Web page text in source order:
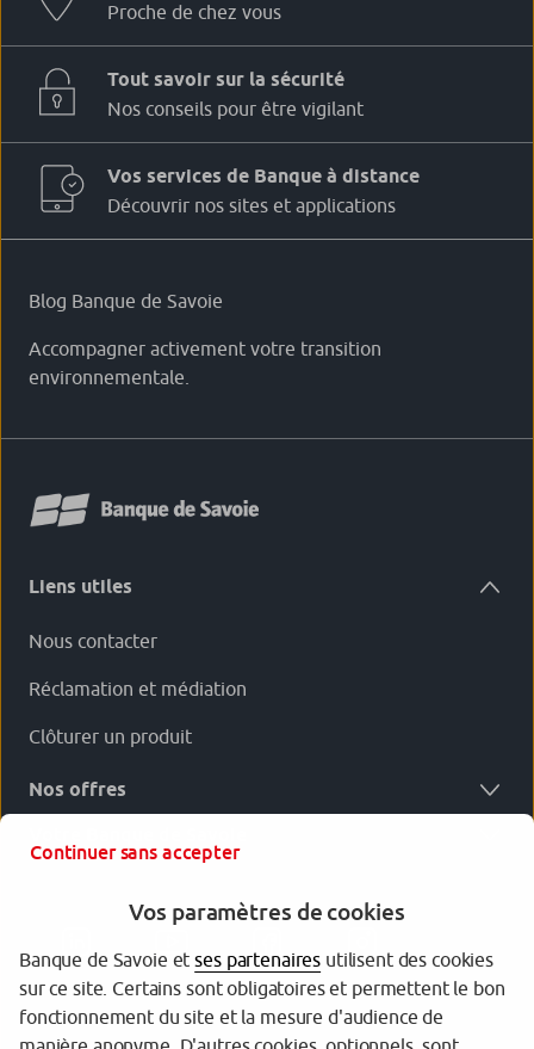
Proche de chez vous
Tout savoir sur la sécurité
Nos conseils pour être vigilant
Vos services de Banque à distance
Découvrir nos sites et applications
Blog Banque de Savoie
Accompagner activement votre transition
environnementale.
Liens utiles
Nous contacter
Réclamation et médiation
Clôturer un produit
Nos offres
Continuer sans accepter
Vos paramètres de cookies
Banque de Savoie etses partenaires utilisent des cookies
sur ce site. Certains sont obligatoires et permettent le bon
fonctionnement du site et la mesure d'audience de